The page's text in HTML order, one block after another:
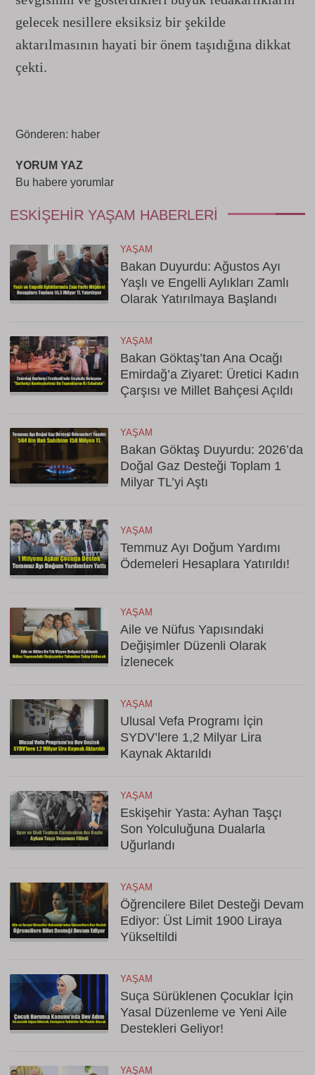
gelecek nesillere eksiksiz bir şekilde
aktarılmasının hayati bir önem taşıdığına dikkat
çekti.
Gönderen: haber
YORUM YAZ
Bu habere yorumlar
ESKIŞEHIR YAŞAM HABERLERI
YAŞAM
Bakan Duyurdu: Ağustos Ayı
Yaşlı ve Engelli Aylıkları Zamlı
Olarak Yatırılmaya Başlandı
YAŞAM
Bakan Göktaş’tan Ana Ocağı
Emirdağ’a Ziyaret: Üretici Kadın
Çarşısı ve Millet Bahçesi Açıldı
YAŞAM
Bakan Göktaş Duyurdu: 2026’da
Doğal Gaz Desteği Toplam 1
Milyar TL’yi Aştı
YAŞAM
Temmuz Ayı Doğum Yardımı
Ödemeleri Hesaplara Yatırıldı!
YAŞAM
Aile ve Nüfus Yapısındaki
Değişimler Düzenli Olarak
İzlenecek
YAŞAM
Ulusal Vefa Programı İçin
SYDV’lere 1,2 Milyar Lira
Kaynak Aktarıldı
YAŞAM
Eskişehir Yasta: Ayhan Taşçı
Son Yolculuğuna Dualarla
Uğurlandı
YAŞAM
Öğrencilere Bilet Desteği Devam
Ediyor: Üst Limit 1900 Liraya
Yükseltildi
YAŞAM
Suça Sürüklenen Çocuklar İçin
Yasal Düzenleme ve Yeni Aile
Destekleri Geliyor!
YAŞAM